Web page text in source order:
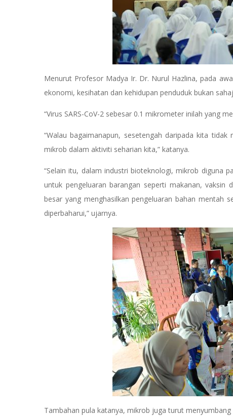
Menurut Profesor Madya Ir. Dr. Nurul Hazlina, pada
ekonomi, kesihatan dan kehidupan penduduk bukan
“Virus SARS-CoV-2 sebesar 0.1 mikrometer inilah yang
“Walau bagaimanapun, sesetengah daripada kita
mikrob dalam aktiviti seharian kita,” katanya.
“Selain itu, dalam industri bioteknologi, mikrob diguna
untuk pengeluaran barangan seperti makanan,
besar yang menghasilkan pengeluaran bahan mentah
diperbaharui,” ujarnya.
Tambahan pula katanya, mikrob juga turut